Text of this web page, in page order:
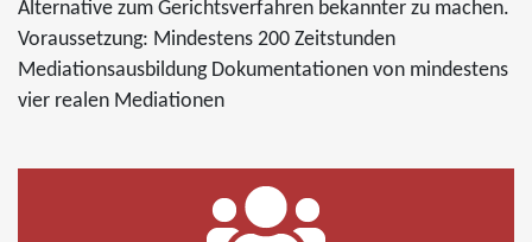
Alternative zum Gerichtsverfahren bekannter zu machen.
Voraussetzung: Mindestens 200 Zeitstunden
Mediationsausbildung Dokumentationen von mindestens
vier realen Mediationen